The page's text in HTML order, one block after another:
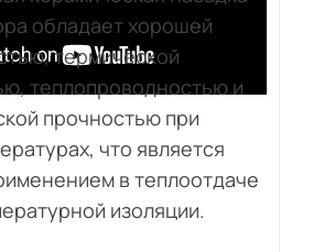
обладает хорошей
термической
теплопроводностью и
прочностью при
что является
в теплоотдаче
изоляции.